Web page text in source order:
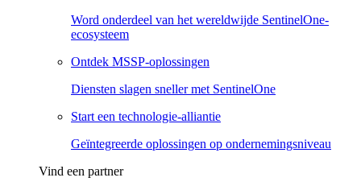
Word onderdeel van het wereldwijde SentinelOne-
ecosysteem
Ontdek MSSP-oplossingen
Diensten slagen sneller met SentinelOne
Start een technologie-alliantie
Geïntegreerde oplossingen op ondernemingsniveau
Vind een partner